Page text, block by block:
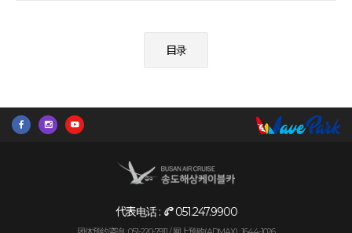
目录
代表电话 : 051.247.9900